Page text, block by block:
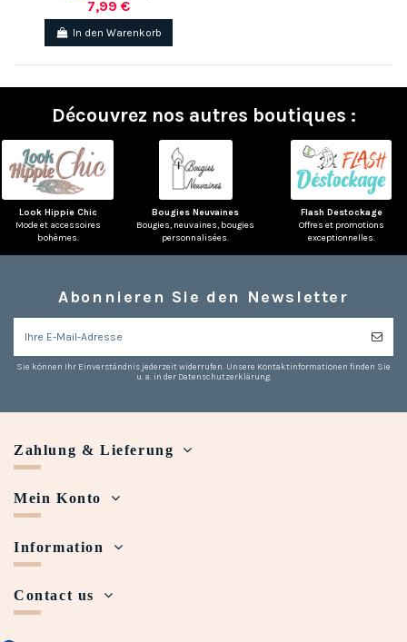
7,99 €
In den Warenkorb
Découvrez nos autres boutiques :
Look Hippie Chic
Mode et accessoires
bohèmes.
Bougies Neuvaines
Bougies, neuvaines, bougies
personnalisées.
Flash Destockage
Offres et promotions
exceptionnelles.
Abonnieren Sie den Newsletter
Sie können Ihr Einverständnis jederzeit widerrufen. Unsere Kontaktinformationen finden Sie
u. a. in der Datenschutzerklärung.
Zahlung & Lieferung
Mein Konto
Information
Contact us